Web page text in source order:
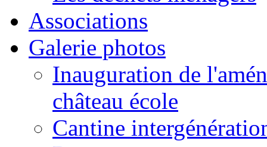
Associations
Galerie photos
Inauguration de
château école
Cantine